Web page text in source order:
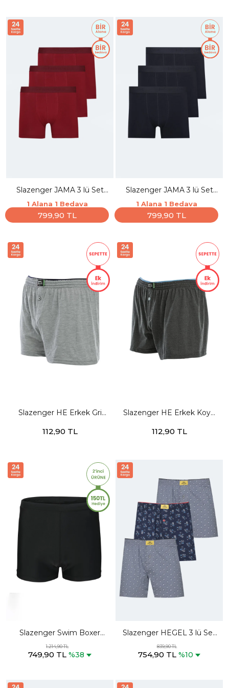
Slazenger JAMA 3 lü Set
Erkek Bordo Boxer
1 Alana 1 Bedava
799,90 TL
Slazenger JAMA 3 lü Set
Erkek Lacivert Boxer
1 Alana 1 Bedava
799,90 TL
Slazenger HE Erkek Gri
112,90 TL
Slazenger HE Erkek Koyu
112,90 TL
Slazenger Swim Boxer
Snr00 Erkek Siyah Boxer
1.214,90 TL
749,90 TL %38
Slazenger HEGEL 3 lü Set
Erkek Karışık Boxer
839,90 TL
754,90 TL %10